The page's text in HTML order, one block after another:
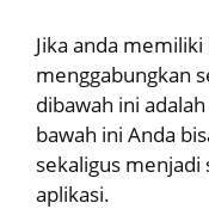
Jika anda
menggabungkan
dibawah ini
bawah ini Anda
sekaligus menjadi
aplikasi.